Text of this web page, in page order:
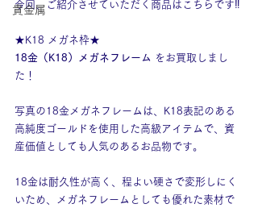
貴金属
今回、ご紹介させていただく商品はこちらです‼
★K18 メガネ枠★
18金（K18）メガネフレーム
をお買取しまし
た！
写真の18金メガネフレームは、K18表記のある
高純度ゴールドを使用した高級アイテムで、資
産価値としても人気のあるお品物です。
18金は耐久性が高く、程よい硬さで変形しにく
いため、メガネフレームとしても優れた素材で